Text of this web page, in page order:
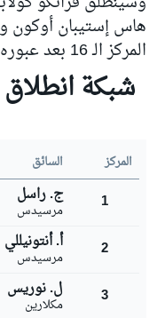
هاس إستيبان أوكون
المركز الـ 16 بعد عبوره قبل حادثه.
شبكة
المركز السائق
1 ج. راسل
مرسيدس
2 أ. أنتونيللي
مرسيدس
3 ل. نوريس
مكلارين